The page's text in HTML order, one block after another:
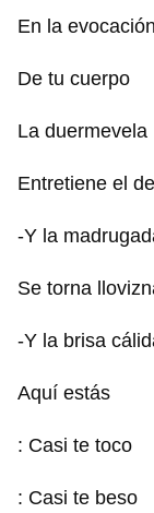
En la evocación
De tu cuerpo
La duermevela
Entretiene el
-Y la
Se torna
-Y la brisa
Aquí estás
: Casi te toco
: Casi te beso